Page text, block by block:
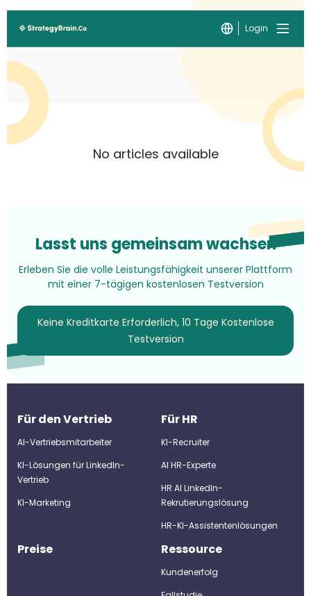
Login
No articles available
Lasst uns gemeinsam wachsen
Erleben Sie die volle Leistungsfähigkeit unserer Plattform
mit einer 7-tägigen kostenlosen Testversion
Keine Kreditkarte Erforderlich, 10 Tage Kostenlose
Testversion
Für den Vertrieb
AI-Vertriebsmitarbeiter
KI-Lösungen für LinkedIn-
Vertrieb
KI-Marketing
Für HR
KI-Recruiter
Al HR-Experte
HR AI LinkedIn-
Rekrutierungslösung
HR-KI-Assistentenlösungen
Preise Ressource
Kundenerfolg